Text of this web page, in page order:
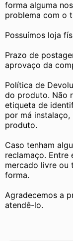
forma alguma
problema com o
Possuímos loja
Prazo de
aprovaço da
Política de
do produto. Não
etiqueta de
por má
produto.
Caso tenham
reclamaço.
mercado livre ou
forma.
Agradecemos a
atendê-lo.